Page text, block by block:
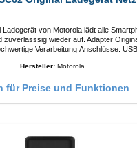
Ladegerät von Motorola lädt alle
wieder auf. Adapter Original
Verarbeitung Anschlüsse: USB-A
Hersteller: Motorola
für Preise und Funktionen